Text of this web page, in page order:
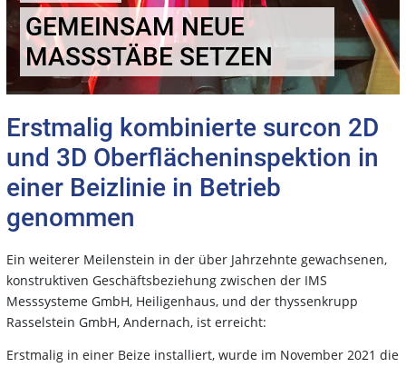
GEMEINSAM NEUE
MASSSTÄBE SETZEN
Erstmalig kombinierte surcon 2D
und 3D Oberflächeninspektion in
einer Beizlinie in Betrieb
genommen
Ein weiterer Meilenstein in der über Jahrzehnte gewachsenen,
konstruktiven Geschäftsbeziehung zwischen der IMS
Messsysteme GmbH, Heiligenhaus, und der thyssenkrupp
Rasselstein GmbH, Andernach, ist erreicht:
Erstmalig in einer Beize installiert, wurde im November 2021 die